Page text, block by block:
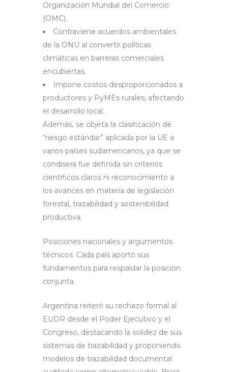
Organización Mundial del Comercio
(OMC).
Contraviene acuerdos ambientales
de la ONU al convertir políticas
climáticas en barreras comerciales
encubiertas.
Impone costos desproporcionados a
productores y PyMEs rurales, afectando
el desarrollo local.
Además, se objeta la clasificación de
“riesgo estándar” aplicada por la UE a
varios países sudamericanos, ya que se
condisera fue definida sin criterios
científicos claros ni reconocimiento a
los avances en materia de legislación
forestal, trazabilidad y sostenibilidad
productiva.
Posiciones nacionales y argumentos
técnicos. Cada país aportó sus
fundamentos para respaldar la posición
conjunta.
Argentina reiteró su rechazo formal al
EUDR desde el Poder Ejecutivo y el
Congreso, destacando la solidez de sus
sistemas de trazabilidad y proponiendo
modelos de trazabilidad documental